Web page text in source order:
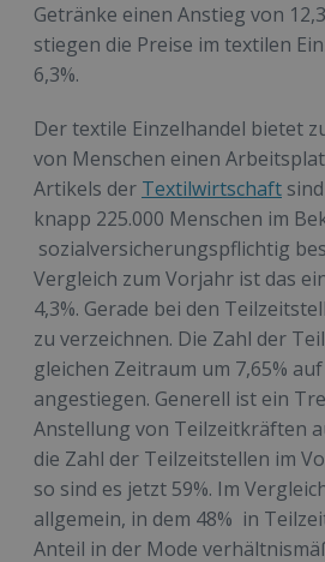
Getränke einen Anstieg von
stiegen die Preise im textilen
6,3%.
Der textile Einzelhandel bietet
von Menschen einen
Artikels der Textilwirtschaft
knapp 225.000 Menschen im
sozialversicherungspflichtig
Vergleich zum Vorjahr ist das
4,3%. Gerade bei den
zu verzeichnen. Die Zahl der
gleichen Zeitraum um 7,65%
angestiegen. Generell ist ein
Anstellung von Teilzeitkräften
die Zahl der Teilzeitstellen im
so sind es jetzt 59%. Im
allgemein, in dem 48% in
Anteil in der Mode